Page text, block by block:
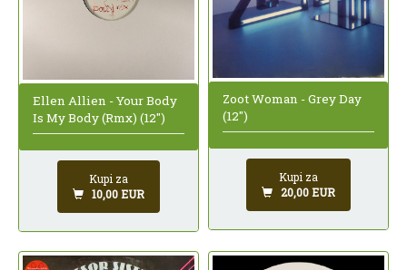
Ellen Allien - Your Body
Is My Body (Rmx) (12")
Kupi za
10,00 EUR
Zoot Woman - Grey Day
(12")
Kupi za
20,00 EUR